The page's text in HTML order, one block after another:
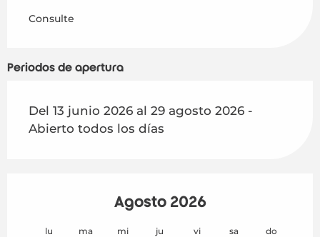
Consulte
Periodos de apertura
Del 13 junio 2026 al 29 agosto 2026 -
Abierto todos los días
Agosto 2026
lu ma mi ju vi sa do